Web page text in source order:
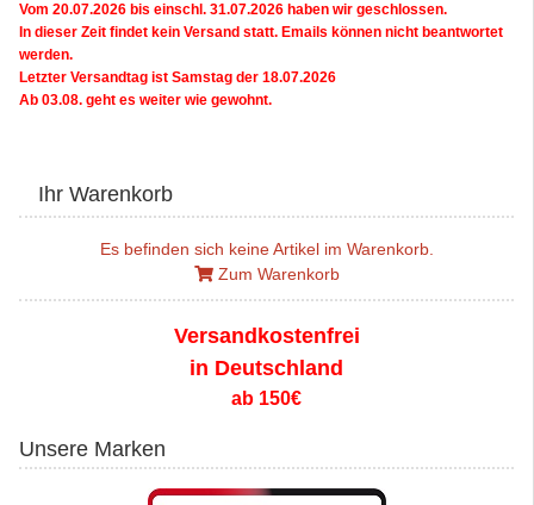
Vom 20.07.2026 bis einschl. 31.07.2026 haben wir geschlossen.
In dieser Zeit findet kein Versand statt. Emails können nicht beantwortet
werden.
Letzter Versandtag ist Samstag der 18.07.2026
Ab 03.08. geht es weiter wie gewohnt.
Ihr Warenkorb
Es befinden sich keine Artikel im Warenkorb.
Zum Warenkorb
Versandkostenfrei
in Deutschland
ab 150€
Unsere Marken